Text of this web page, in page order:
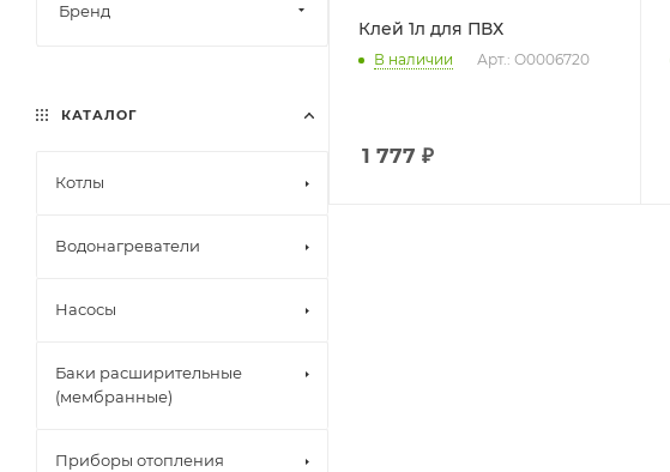
Клей 1л для ПВХ
В наличии Арт.: О0006720
1 777 ₽
Бренд
КАТАЛОГ
Котлы
Водонагреватели
Насосы
Баки расширительные
(мембранные)
Приборы отопления